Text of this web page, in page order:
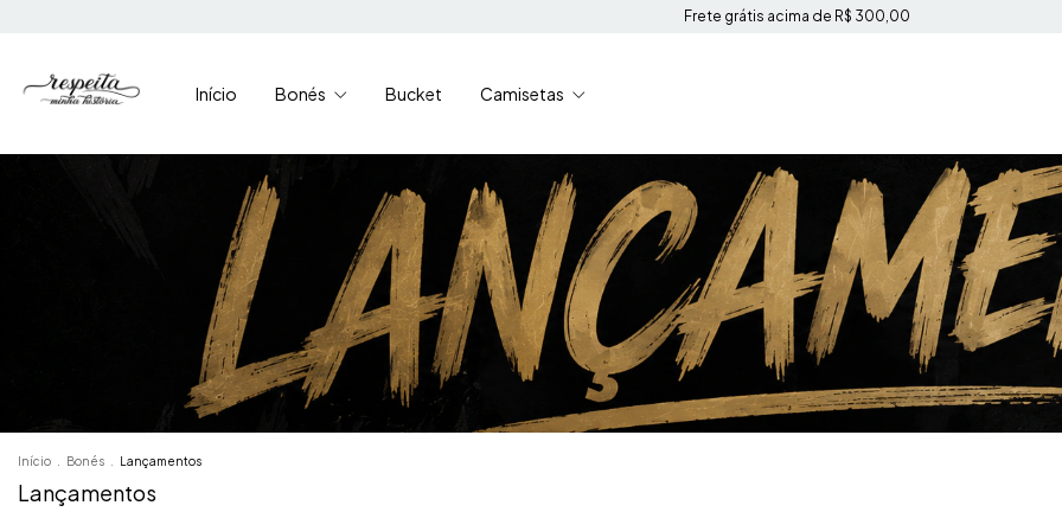
Frete grátis acima de R$ 300,00
Início Bonés Bucket Camisetas
Início Bonés Lançamentos
Lançamentos